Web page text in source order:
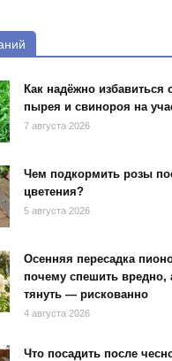
Как надёжно избавиться
пырея и свинороя на
7 августа 2026
Чем подкормить розы
цветения?
5 августа 2026
Осенняя пересадка
почему спешить вредно,
тянуть — рискованно
4 августа 2026
Что посадить после